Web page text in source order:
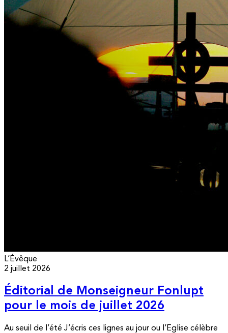
L’Évêque
2 juillet 2026
Éditorial de Monseigneur Fonlupt
pour le mois de juillet 2026
Au seuil de l’été J’écris ces lignes au jour ou l’Eglise célèbre